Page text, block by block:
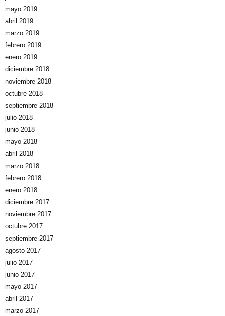
mayo 2019
abril 2019
marzo 2019
febrero 2019
enero 2019
diciembre 2018
noviembre 2018
octubre 2018
septiembre 2018
julio 2018
junio 2018
mayo 2018
abril 2018
marzo 2018
febrero 2018
enero 2018
diciembre 2017
noviembre 2017
octubre 2017
septiembre 2017
agosto 2017
julio 2017
junio 2017
mayo 2017
abril 2017
marzo 2017